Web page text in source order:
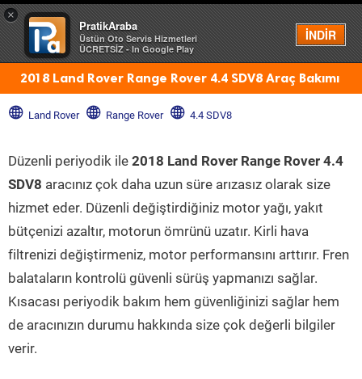
×
PratikAraba
Üstün Oto Servis Hizmetleri
ÜCRETSİZ - In Google Play
İNDİR
Menü
2018 Land Rover Range Rover 4.4 SDV8 Araç Bakımı
Land Rover Range Rover 4.4 SDV8
Düzenli periyodik ile 2018 Land Rover Range Rover 4.4
SDV8 aracınız çok daha uzun süre arızasız olarak size
hizmet eder. Düzenli değiştirdiğiniz motor yağı, yakıt
bütçenizi azaltır, motorun ömrünü uzatır. Kirli hava
filtrenizi değiştirmeniz, motor performansını arttırır. Fren
balataların kontrolü güvenli sürüş yapmanızı sağlar.
Kısacası periyodik bakım hem güvenliğinizi sağlar hem
de aracınızın durumu hakkında size çok değerli bilgiler
verir.